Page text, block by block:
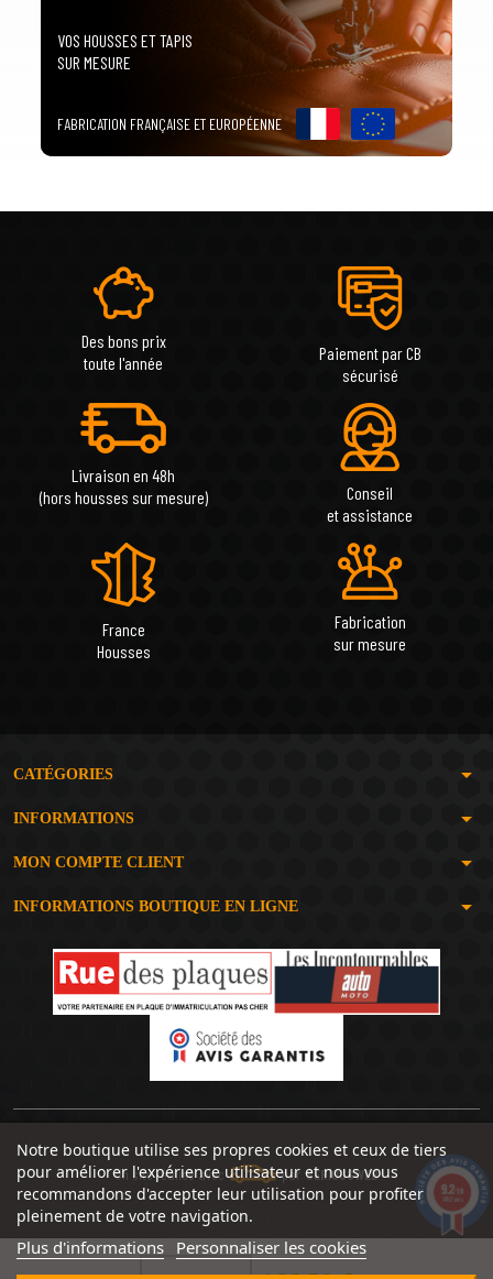
VOS HOUSSES ET TAPIS
SUR MESURE
FABRICATION FRANÇAISE ET EUROPÉENNE
Des bons prix
toute l'année
Paiement par CB
sécurisé
Livraison en 48h
(hors housses sur mesure)
Conseil
et assistance
France
Housses
Fabrication
sur mesure
CATÉGORIES arrow_drop_down
INFORMATIONS arrow_drop_down
MON COMPTE CLIENT arrow_drop_down
INFORMATIONS BOUTIQUE EN LIGNE arrow_drop_down
Notre boutique utilise ses propres cookies et ceux de tiers
pour améliorer l'expérience utilisateur et nous vous
recommandons d'accepter leur utilisation pour profiter
pleinement de votre navigation.
Plus d'informations Personnaliser les cookies
Un site réalisé avec par SERIOUSWEB
9.2/10
1492 avis